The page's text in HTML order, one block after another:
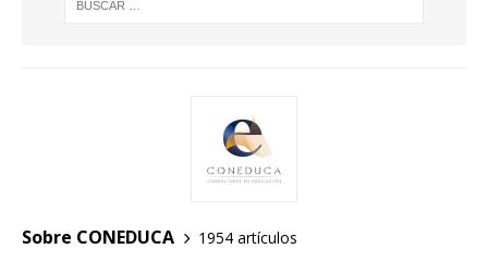
Sobre CONEDUCA
1954 artículos